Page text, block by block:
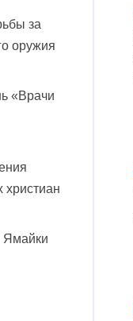
за
оружия
«Врачи
христиан
Ямайки